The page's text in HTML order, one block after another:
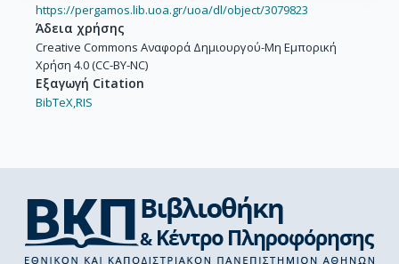
https://pergamos.lib.uoa.gr/uoa/dl/object/3079823
Άδεια χρήσης
Creative Commons Αναφορά Δημιουργού-Μη Εμπορική
Χρήση 4.0 (CC-BY-NC)
Εξαγωγή Citation
BibTeX,RIS